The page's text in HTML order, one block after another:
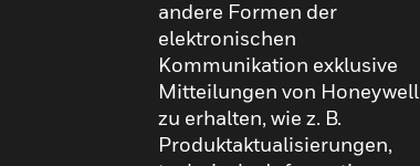
andere Formen der
elektronischen
Kommunikation exklusive
Mitteilungen von Honeywell
zu erhalten, wie z. B.
Produktaktualisierungen,